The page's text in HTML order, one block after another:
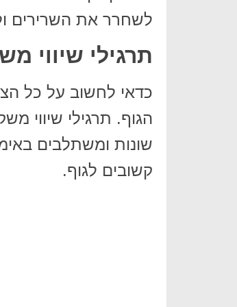
לשחרר את השרירים
תרגילי שיווי
הגוף. תרגילי שיווי
שונות ומשתלבים
קשובים לגוף.